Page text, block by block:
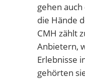
gehen
die Hände
CMH zählt
Anbietern,
Erlebnisse
gehörten